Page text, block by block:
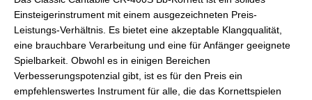
Einsteigerinstrument mit einem ausgezeichneten Preis-
Leistungs-Verhältnis. Es bietet eine akzeptable Klangqualität,
eine brauchbare Verarbeitung und eine für Anfänger geeignete
Spielbarkeit. Obwohl es in einigen Bereichen
Verbesserungspotenzial gibt, ist es für den Preis ein
empfehlenswertes Instrument für alle, die das Kornettspielen